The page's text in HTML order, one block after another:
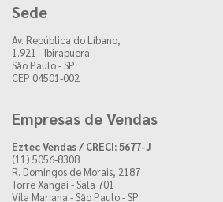
Sede
Av. República do Líbano,
1.921 - Ibirapuera
São Paulo - SP
CEP 04501-002
Empresas de Vendas
Eztec Vendas / CRECI: 5677-J
(11) 5056-8308
R. Domingos de Morais, 2187
Torre Xangai - Sala 701
Vila Mariana - São Paulo - SP